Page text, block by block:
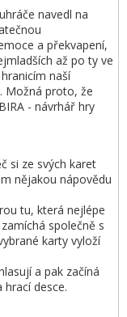
navedl na
a překvapení,
až po ty ve
naší
Možná proto, že
- návrhář hry
si ze svých karet
nějakou nápovědu
tu, která nejlépe
společně s
karty vyloží
a pak začíná
desce.